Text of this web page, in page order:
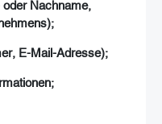
Nachname,
E-Mail-Adresse);